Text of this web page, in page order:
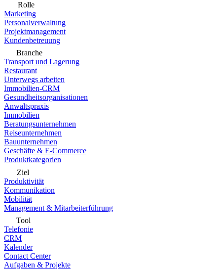
Rolle
Marketing
Personalverwaltung
Projektmanagement
Kundenbetreuung
Branche
Transport und Lagerung
Restaurant
Unterwegs arbeiten
Immobilien-CRM
Gesundheitsorganisationen
Anwaltspraxis
Immobilien
Beratungsunternehmen
Reiseunternehmen
Bauunternehmen
Geschäfte & E-Commerce
Produktkategorien
Ziel
Produktivität
Kommunikation
Mobilität
Management & Mitarbeiterführung
Tool
Telefonie
CRM
Kalender
Contact Center
Aufgaben & Projekte